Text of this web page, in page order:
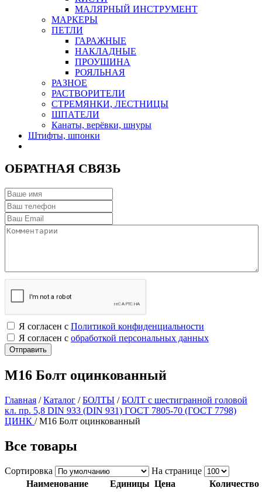
МАЛЯРНЫЙ ИНСТРУМЕНТ
МАРКЕРЫ
ПЕТЛИ
ГАРАЖНЫЕ
НАКЛАДНЫЕ
ПРОУШИНА
РОЯЛЬНАЯ
РАЗНОЕ
РАСТВОРИТЕЛИ
СТРЕМЯНКИ, ЛЕСТНИЦЫ
ШПАТЕЛИ
Канаты, верёвки, шнуры
Штифты, шпонки
ОБРАТНАЯ СВЯЗЬ
Я согласен с Политикой конфиденциальности
Я согласен с обработкой персональных данных
М16 Болт оцинкованный
Главная /Каталог /БОЛТЫ /БОЛТ с шестигранной головой
кл. пр. 5,8 DIN 933 (DIN 931) ГОСТ 7805-70 (ГОСТ 7798)
ЦИНК /М16 Болт оцинкованный
Все товары
Сортировка
На странице
Наименование
Единицы Цена Количество